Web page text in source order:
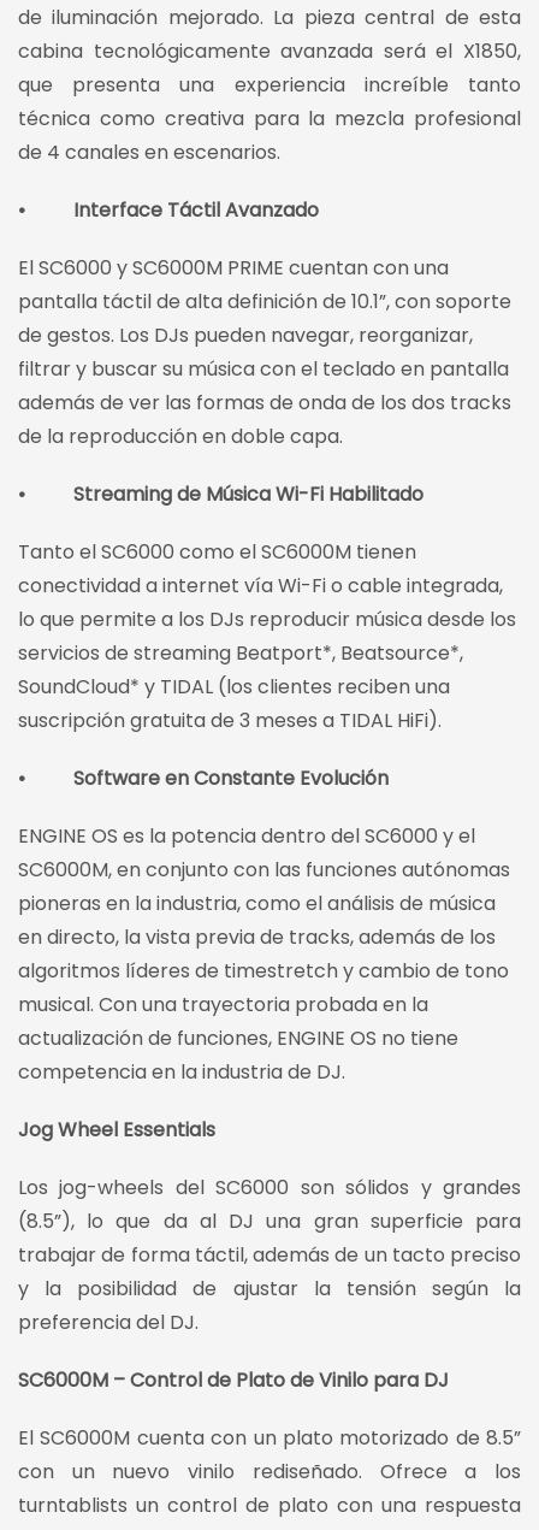
de iluminación mejorado. La pieza central de esta
cabina tecnológicamente avanzada será el X1850,
que presenta una experiencia increíble tanto
técnica como creativa para la mezcla profesional
de 4 canales en escenarios.
• Interface Táctil Avanzado
El SC6000 y SC6000M PRIME cuentan con una
pantalla táctil de alta definición de 10.1”, con soporte
de gestos. Los DJs pueden navegar, reorganizar,
filtrar y buscar su música con el teclado en pantalla
además de ver las formas de onda de los dos tracks
de la reproducción en doble capa.
• Streaming de Música Wi-Fi Habilitado
Tanto el SC6000 como el SC6000M tienen
conectividad a internet vía Wi-Fi o cable integrada,
lo que permite a los DJs reproducir música desde los
servicios de streaming Beatport*, Beatsource*,
SoundCloud* y TIDAL (los clientes reciben una
suscripción gratuita de 3 meses a TIDAL HiFi).
• Software en Constante Evolución
ENGINE OS es la potencia dentro del SC6000 y el
SC6000M, en conjunto con las funciones autónomas
pioneras en la industria, como el análisis de música
en directo, la vista previa de tracks, además de los
algoritmos líderes de timestretch y cambio de tono
musical. Con una trayectoria probada en la
actualización de funciones, ENGINE OS no tiene
competencia en la industria de DJ.
Jog Wheel Essentials
Los jog-wheels del SC6000 son sólidos y grandes
(8.5”), lo que da al DJ una gran superficie para
trabajar de forma táctil, además de un tacto preciso
y la posibilidad de ajustar la tensión según la
preferencia del DJ.
SC6000M – Control de Plato de Vinilo para DJ
El SC6000M cuenta con un plato motorizado de 8.5”
con un nuevo vinilo rediseñado. Ofrece a los
turntablists un control de plato con una respuesta